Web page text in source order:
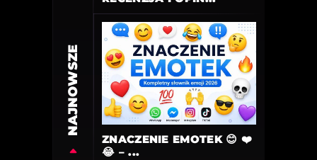
NAJNOWSZE
ZNACZENIE EMOTEK 😊 ❤️
😂 – ...